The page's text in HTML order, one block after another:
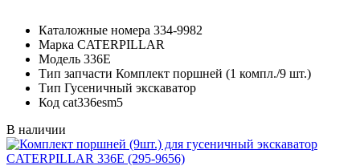
Каталожные номера 334-9982
Марка CATERPILLAR
Модель 336E
Тип запчасти Комплект поршней (1 компл./9 шт.)
Тип Гусеничный экскаватор
Код cat336esm5
В наличии